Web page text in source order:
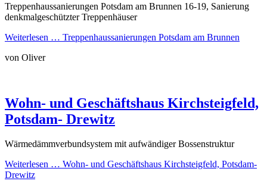
Treppenhaussanierungen Potsdam am Brunnen 16-19, Sanierung
denkmalgeschützter Treppenhäuser
Weiterlesen … Treppenhaussanierungen Potsdam am Brunnen
von Oliver
Wohn- und Geschäftshaus Kirchsteigfeld,
Potsdam- Drewitz
Wärmedämmverbundsystem mit aufwändiger Bossenstruktur
Weiterlesen … Wohn- und Geschäftshaus Kirchsteigfeld, Potsdam-
Drewitz